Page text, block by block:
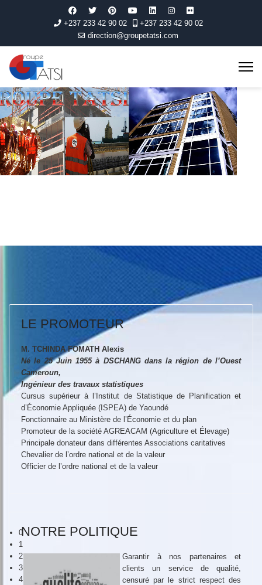
+237 233 42 90 02
+237 233 42 90 02
direction@groupetatsi.com
0
1
2
3
4
LE PROMOTEUR
M. TCHINDA FOMATH Alexis
Né le 25 Juin 1955 à DSCHANG dans la région de l’Ouest
Cameroun,
Ingénieur des travaux statistiques
Cursus supérieur à l’Institut de Statistique de Planification et
d’Économie Appliquée (ISPEA) de Yaoundé
Fonctionnaire au Ministère de l’Économie et du plan
Promoteur de la société AGREACAM (Agriculture et Élevage)
Principale donateur dans différentes Associations caritatives
Chevalier de l’ordre national et de la valeur
Officier de l’ordre national et de la valeur
NOTRE POLITIQUE
Garantir à nos partenaires et
clients un service de qualité,
censuré par le strict respect des